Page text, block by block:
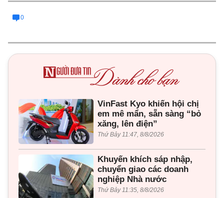
0
VinFast Kyo khiến hội chị
em mê mẩn, sẵn sàng “bỏ
xăng, lên điện”
Thứ Bảy 11:47, 8/8/2026
Khuyến khích sáp nhập,
chuyển giao các doanh
nghiệp Nhà nước
Thứ Bảy 11:35, 8/8/2026